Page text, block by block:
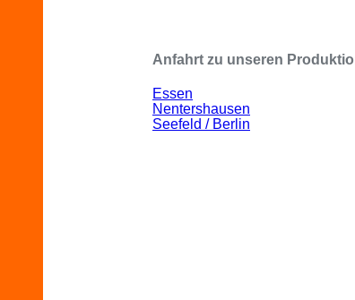
Anfahrt zu unseren
Essen
Nentershausen
Seefeld / Berlin